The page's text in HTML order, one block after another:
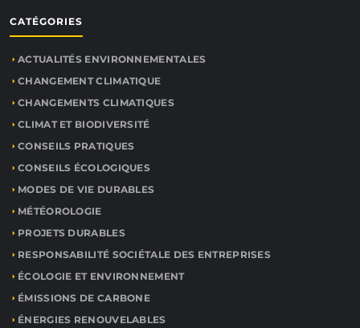
CATÉGORIES
ACTUALITÉS ENVIRONNEMENTALES
CHANGEMENT CLIMATIQUE
CHANGEMENTS CLIMATIQUES
CLIMAT ET BIODIVERSITÉ
CONSEILS PRATIQUES
CONSEILS ÉCOLOGIQUES
MODES DE VIE DURABLES
MÉTÉOROLOGIE
PROJETS DURABLES
RESPONSABILITÉ SOCIÉTALE DES ENTREPRISES
ÉCOLOGIE ET ENVIRONNEMENT
ÉMISSIONS DE CARBONE
ÉNERGIES RENOUVELABLES